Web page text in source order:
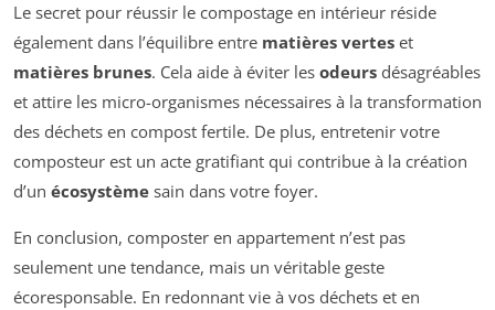
Le secret pour réussir le compostage en intérieur réside
également dans l’équilibre entre matières vertes et
matières brunes. Cela aide à éviter les odeurs désagréables
et attire les micro-organismes nécessaires à la transformation
des déchets en compost fertile. De plus, entretenir votre
composteur est un acte gratifiant qui contribue à la création
d’un écosystème sain dans votre foyer.
En conclusion, composter en appartement n’est pas
seulement une tendance, mais un véritable geste
écoresponsable. En redonnant vie à vos déchets et en